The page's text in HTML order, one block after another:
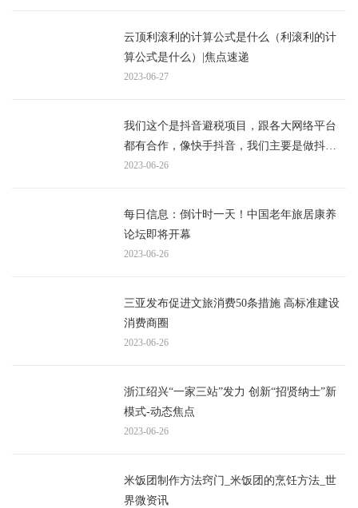
云顶利滚利的计算公式是什么（利滚利的计
算公式是什么）|焦点速递
2023-06-27
我们这个是抖音避税项目，跟各大网络平台
都有合作，像快手抖音，我们主要是做抖音_
精选
2023-06-26
每日信息：倒计时一天！中国老年旅居康养
论坛即将开幕
2023-06-26
三亚发布促进文旅消费50条措施 高标准建设
消费商圈
2023-06-26
浙江绍兴“一家三站”发力 创新“招贤纳士”新
模式-动态焦点
2023-06-26
米饭团制作方法窍门_米饭团的烹饪方法_世
界微资讯